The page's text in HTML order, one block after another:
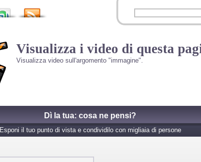
Visualizza i video di questa
Visualizza video sull'argomento "immagine".
Dì la tua: cosa ne pensi?
Esponi il tuo punto di vista e condividilo con migliaia di persone